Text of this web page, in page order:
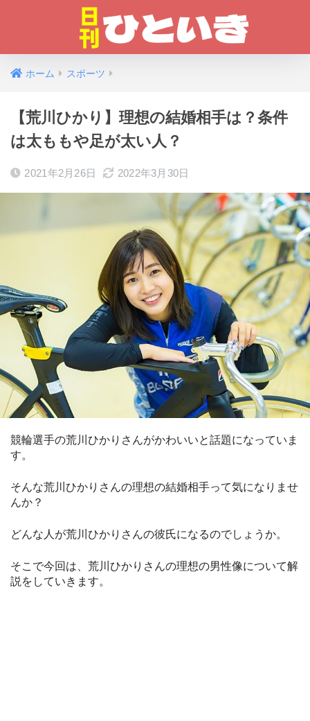
ホーム スポーツ
【荒川ひかり】理想の結婚相手は？条件
は太ももや足が太い人？
2021年2月26日 2022年3月30日
競輪選手の荒川ひかりさんがかわいいと話題になっていま
す。
そんな荒川ひかりさんの理想の結婚相手って気になりませ
んか？
どんな人が荒川ひかりさんの彼氏になるのでしょうか。
そこで今回は、荒川ひかりさんの理想の男性像について解
説をしていきます。